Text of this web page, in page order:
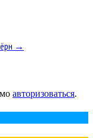
→
авторизоваться.